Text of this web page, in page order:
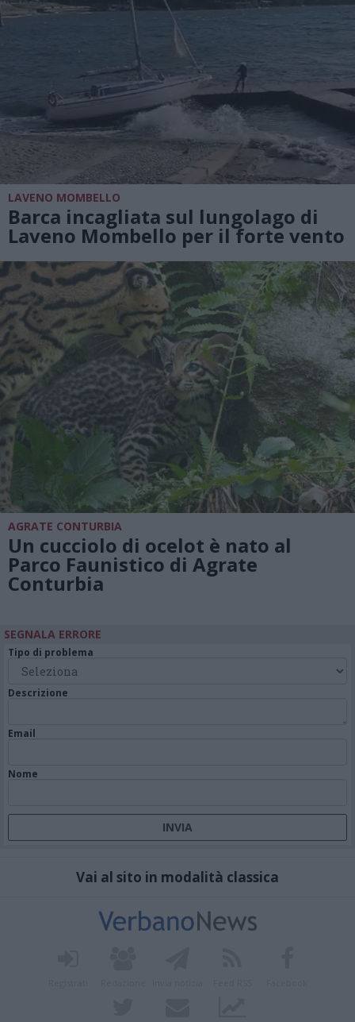
LAVENO MOMBELLO
Barca incagliata sul lungolago di
Laveno Mombello per il forte vento
AGRATE CONTURBIA
Un cucciolo di ocelot è nato al
Parco Faunistico di Agrate
Conturbia
SEGNALA ERRORE
Tipo di problema
Descrizione
Email
Nome
Vai al sito in modalità classica